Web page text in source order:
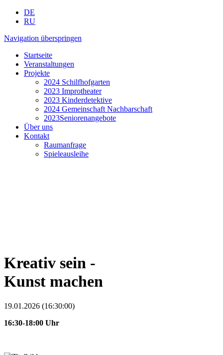
DE
RU
Navigation überspringen
Startseite
Veranstaltungen
Projekte
2024 Schilfhofgarten
2023 Improtheater
2023 Kinderdetektive
2024 Gemeinschaft Nachbarschaft
2023Seniorenangebote
Über uns
Kontakt
Raumanfrage
Spieleausleihe
Kreativ sein -
Kunst machen
19.01.2026 (16:30:00)
16:30-18:00 Uhr